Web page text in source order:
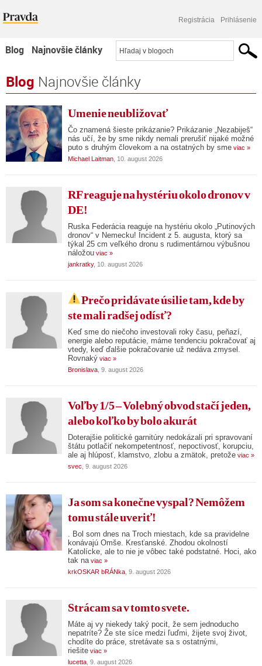
Registrácia Prihlásenie
Blog Najnovšie články
Najčítanejšie články
Najkomentovanejšie články
Zoznam blogov
Komerčné blogy
Blog Najnovšie články
Umenie neubližovať
Čo znamená šieste prikázanie? Prikázanie „Nezabiješ“
nás učí, že by sme nikdy nemali prerušiť nijaké možné
puto s druhým človekom a na ostatných by sme viac »
Michael Laitman , 10. august 2026
RF reaguje na hystériu okolo dronov v
DE!
Ruska Federácia reaguje na hystériu okolo „Putinových
dronov“ v Nemecku! Incident z 5. augusta, ktorý sa
týkal 25 cm veľkého dronu s rudimentárnou výbušnou
náložou viac »
jankratky, 10. august 2026
Prečo pridávate úsilie tam, kde by
ste mali radšej odísť?
Keď sme do niečoho investovali roky času, peňazí,
energie alebo reputácie, máme tendenciu pokračovať aj
vtedy, keď ďalšie pokračovanie už nedáva zmysel.
Rovnaký viac »
Bronislava , 9. august 2026
Voľby 1/5 – Volebný obvod stačí jeden,
alebo koľko by bolo akurát
Doterajšie politické garnitúry nedokázali pri spravovaní
štátu potlačiť nekompetentnosť, nepoctivosť, korupciu,
ale aj hlúposť, klamstvo, zlobu a zmätok, pretože viac »
svec , 9. august 2026
Ja som sa konečne vyspal? Nemôžem
tomu stále uveriť!
. Bol som dnes na Troch miestach, kde sa pravidelne
konávajú Omše. Kresťanské. Zhodou okolností
Katolícke, ale to nie je vôbec také podstatné. Hoci, ako
tak na viac »
krkOSKAR bRÁNka , 9. august 2026
Strácam sa v tomto svete.
Máte aj vy niekedy taký pocit, že sem jednoducho
nepatríte? Že ste síce medzi ľuďmi, žijete svoj život,
chodíte do práce, stretávate sa s ostatnými,
riešite viac »
lucetta , 9. august 2026